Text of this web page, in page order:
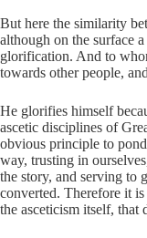
But here the similarity
although on the surface
glorification. And to
towards other people,
He glorifies himself
ascetic disciplines of
obvious principle to
way, trusting in
the story, and serving to
converted. Therefore it
the asceticism itself, that